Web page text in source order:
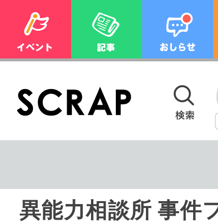
異能力相談所 事件